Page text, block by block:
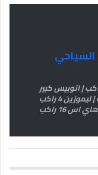
11 راكب | اتوبيس كبير 33 راكب | اتوبيس كبير
50 راكب | جيب سفاري | كوستر 26 راكب | ليموزين 4 راكب